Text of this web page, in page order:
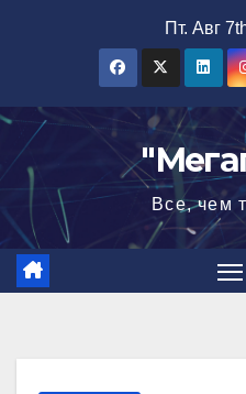
Пт. Авг
Все, чем